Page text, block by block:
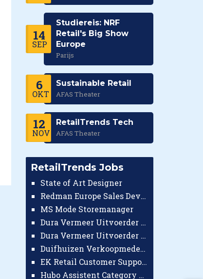
14
SEP
Studiereis: NRF
Retail's Big Show
Europe
Parijs
6
OKT
Sustainable Retail
AFAS Theater
12
NOV
RetailTrends Tech
AFAS Theater
RetailTrends Jobs
State of Art Designer
Redman Europe Sales Developer (Europe)
MS Mode Storemanager
Dura Vermeer Uitvoerder GWW Amsterdam
Dura Vermeer Uitvoerder Civiel Nijmegen
Duifhuizen Verkoopmedewerker Ridderkerk
EK Retail Customer Support Omnichannel
Hubo Assistent Category Manager